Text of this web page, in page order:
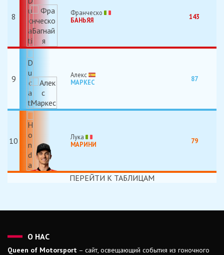
8
Франческо
БАНЬЯЯ
143
9
Алекс
МАРКЕС
87
10
Лука
МАРИНИ
79
ПЕРЕЙТИ К ТАБЛИЦАМ
О НАС
Queen of Motorsport – сайт, освещающий события из гоночного